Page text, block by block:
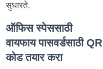
सुधारते.
ऑफिस स्पेससाठी
वायफाय पासवर्डसाठी QR
कोड तयार करा